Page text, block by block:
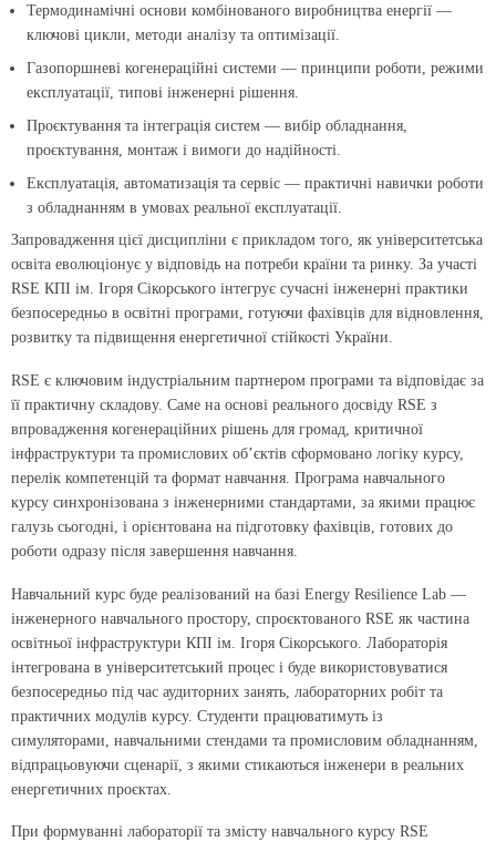
Термодинамічні основи комбінованого виробництва енергії —
ключові цикли, методи аналізу та оптимізації.
Газопоршневі когенераційні системи — принципи роботи, режими
експлуатації, типові інженерні рішення.
Проєктування та інтеграція систем — вибір обладнання,
проєктування, монтаж і вимоги до надійності.
Експлуатація, автоматизація та сервіс — практичні навички роботи
з обладнанням в умовах реальної експлуатації.
Запровадження цієї дисципліни є прикладом того, як університетська
освіта еволюціонує у відповідь на потреби країни та ринку. За участі
RSE КПІ ім. Ігоря Сікорського інтегрує сучасні інженерні практики
безпосередньо в освітні програми, готуючи фахівців для відновлення,
розвитку та підвищення енергетичної стійкості України.
RSE є ключовим індустріальним партнером програми та відповідає за
її практичну складову. Саме на основі реального досвіду RSE з
впровадження когенераційних рішень для громад, критичної
інфраструктури та промислових об’єктів сформовано логіку курсу,
перелік компетенцій та формат навчання. Програма навчального
курсу синхронізована з інженерними стандартами, за якими працює
галузь сьогодні, і орієнтована на підготовку фахівців, готових до
роботи одразу після завершення навчання.
Навчальний курс буде реалізований на базі Energy Resilience Lab —
інженерного навчального простору, спроєктованого RSE як частина
освітньої інфраструктури КПІ ім. Ігоря Сікорського. Лабораторія
інтегрована в університетський процес і буде використовуватися
безпосередньо під час аудиторних занять, лабораторних робіт та
практичних модулів курсу. Студенти працюватимуть із
симуляторами, навчальними стендами та промисловим обладнанням,
відпрацьовуючи сценарії, з якими стикаються інженери в реальних
енергетичних проєктах.
При формуванні лабораторії та змісту навчального курсу RSE